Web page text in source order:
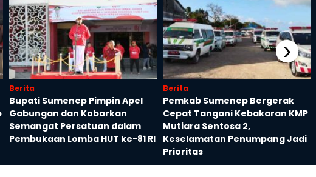
Berita
Bupati Sumenep Pimpin Apel
Gabungan dan Kobarkan
Semangat Persatuan dalam
Pembukaan Lomba HUT ke-81 RI
Berita
Pemkab Sumenep Bergerak
Cepat Tangani Kebakaran KMP
Mutiara Sentosa 2,
Keselamatan Penumpang Jadi
Prioritas
›